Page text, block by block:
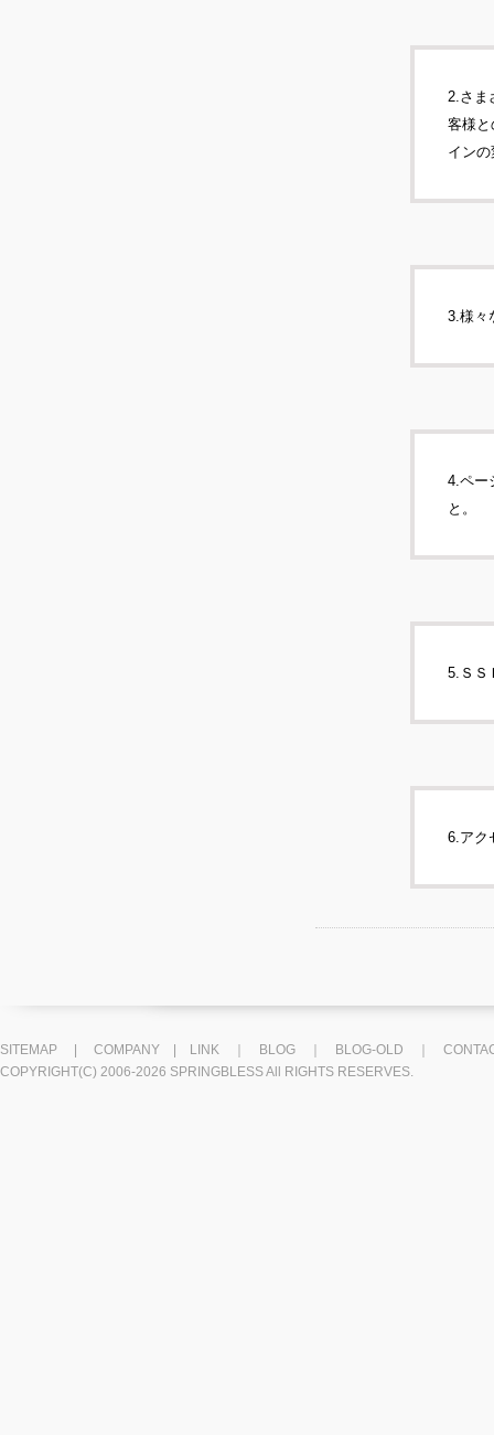
2.さま
客様
イン
3.様々
4.ペー
と。
5.ＳＳ
6.アク
SITEMAP COMPANY LINK BLOG BLOG-OLD
COPYRIGHT(C) 2006-2026 SPRINGBLESS All RIGHTS RESERVES.